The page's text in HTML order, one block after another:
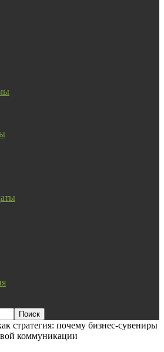
стратегия: почему бизнес-сувениры
коммуникации